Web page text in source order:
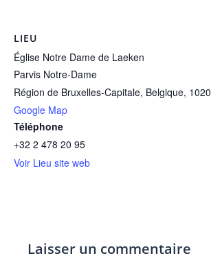
LIEU
Église Notre Dame de Laeken
Parvis Notre-Dame
Région de Bruxelles-Capitale, Belgique, 1020
Google Map
Téléphone
+32 2 478 20 95
Voir Lieu site web
Laisser un commentaire